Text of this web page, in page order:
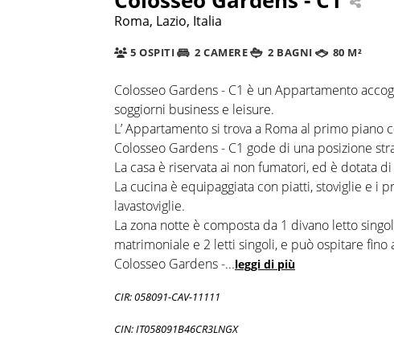
Roma, Lazio, Italia
5 OSPITI 2 CAMERE 2 BAGNI 80 M²
Colosseo Gardens - C1 è un Appartamento
soggiorni business e leisure.
L’ Appartamento si trova a Roma al primo piano
Colosseo Gardens - C1 gode di una posizione
La casa è riservata ai non fumatori, ed è dotata
La cucina è equipaggiata con piatti, stoviglie e
lavastoviglie.
La zona notte è composta da 1 divano letto
matrimoniale e 2 letti singoli, e può ospitare fino
Colosseo Gardens -...leggi di più
CIR: 058091-CAV-11111
CIN: IT058091B46CR3LNGX